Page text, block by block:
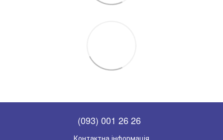
(093) 001 26 26